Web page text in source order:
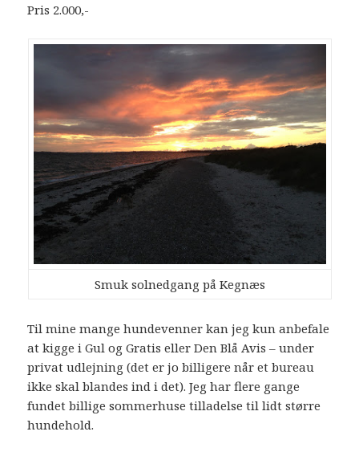
Pris 2.000,-
Smuk solnedgang på Kegnæs
Til mine mange hundevenner kan jeg kun anbefale
at kigge i Gul og Gratis eller Den Blå Avis – under
privat udlejning (det er jo billigere når et bureau
ikke skal blandes ind i det). Jeg har flere gange
fundet billige sommerhuse tilladelse til lidt større
hundehold.